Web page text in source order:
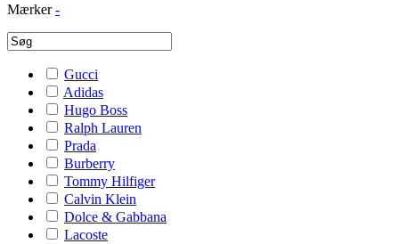
Mærker -
Gucci
Adidas
Hugo Boss
Ralph Lauren
Prada
Burberry
Tommy Hilfiger
Calvin Klein
Dolce & Gabbana
Lacoste